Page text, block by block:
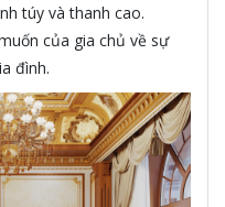
túy và thanh cao.
của gia chủ về sự
đình.